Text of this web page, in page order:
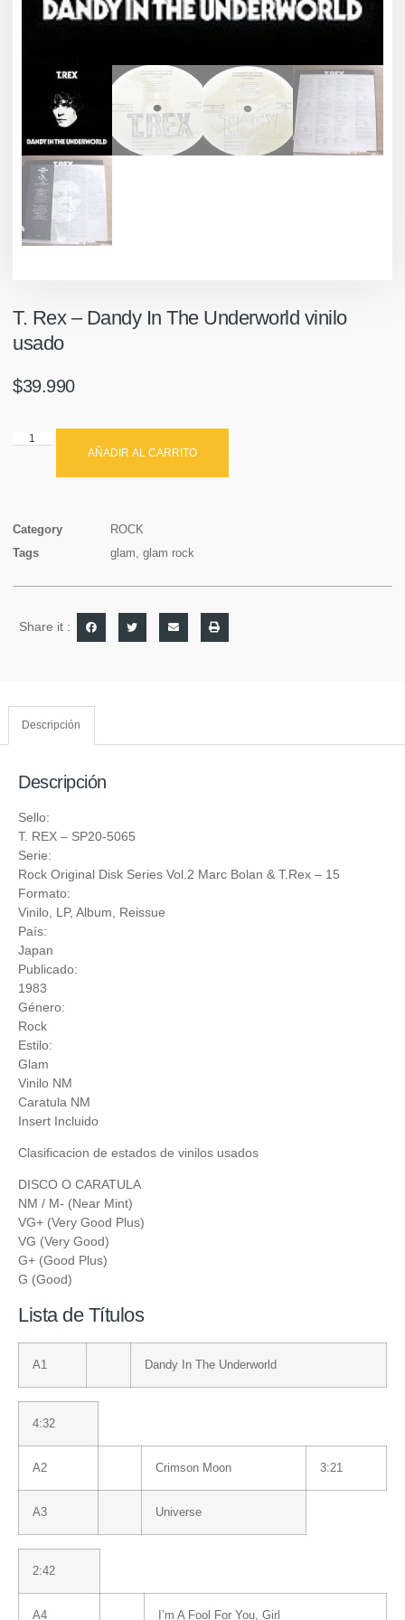
T. Rex – Dandy In The Underworld vinilo
usado
$39.990
AÑADIR AL CARRITO
Category
ROCK
Tags
glam, glam rock
Share it :
Descripción
Descripción
Sello:
T. REX – SP20-5065
Serie:
Rock Original Disk Series Vol.2 Marc Bolan & T.Rex – 15
Formato:
Vinilo , LP, Album, Reissue
País:
Japan
Publicado:
1983
Género:
Rock
Estilo:
Glam
Vinilo NM
Caratula NM
Insert Incluido
Clasificacion de estados de vinilos usados
DISCO O CARATULA
NM / M- (Near Mint)
VG+ (Very Good Plus)
VG (Very Good)
G+ (Good Plus)
G (Good)
Lista de Títulos
A1 Dandy In The Underworld
4:32
A2 Crimson Moon 3:21
A3 Universe
2:42
A4 I’m A Fool For You, Girl